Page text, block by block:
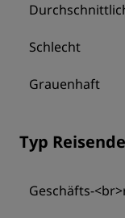
Schlecht
Grauenhaft
Typ
Geschäfts-